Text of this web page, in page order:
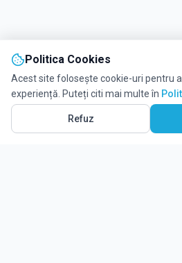
Politica Cookies
Acest site folosește cookie-uri pentru
experiență. Puteți citi mai multe în
Refuz